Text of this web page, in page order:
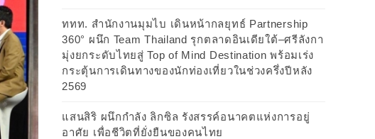
ททท. สำนักงานมุมไบ เดินหน้ากลยุทธ์ Partnership
360° ผนึก Team Thailand รุกตลาดอินเดียใต้–ศรีลังกา
มุ่งยกระดับไทยสู่ Top of Mind Destination พร้อมเร่ง
กระตุ้นการเดินทางของนักท่องเที่ยวในช่วงครึ่งปีหลัง
2569
แสนสิริ ผนึกกำลัง ลิกซิล รังสรรค์อนาคตแห่งการอยู่
อาศัย เพื่อชีวิตที่ยั่งยืนของคนไทย